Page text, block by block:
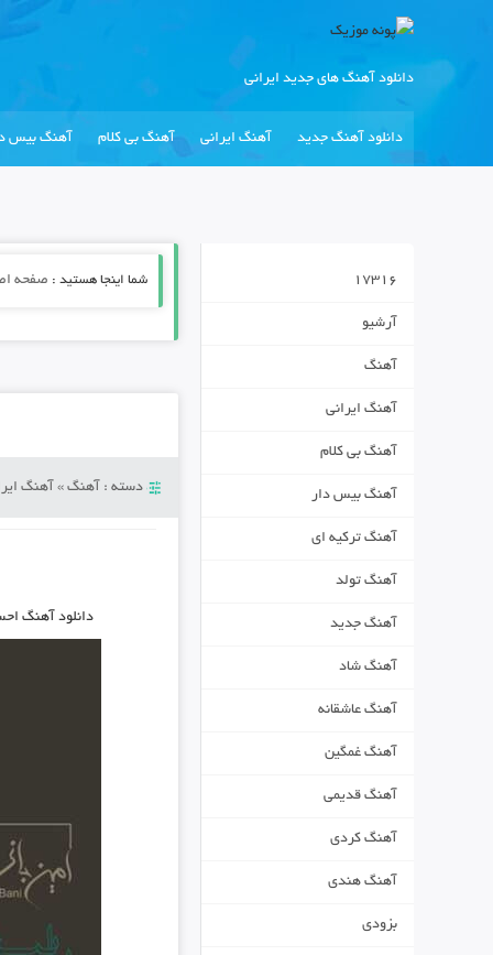
دانلود آهنگ های جدید ایرانی
دانلود آهنگ جدید آهنگ ایرانی آهنگ بی کلام آهنگ بیس
شما اینجا هستید : صفحه
دسته : آهنگ» آهنگ
دانلود آهنگ
17316
آرشیو
آهنگ
آهنگ ایرانی
آهنگ بی کلام
آهنگ بیس دار
آهنگ ترکیه ای
آهنگ تولد
آهنگ جدید
آهنگ شاد
آهنگ عاشقانه
آهنگ غمگین
آهنگ قدیمی
آهنگ کردی
آهنگ هندی
بزودی